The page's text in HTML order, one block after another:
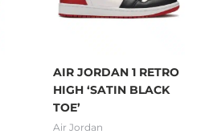
AIR JORDAN 1 RETRO
HIGH ‘SATIN BLACK
TOE’
Air Jordan